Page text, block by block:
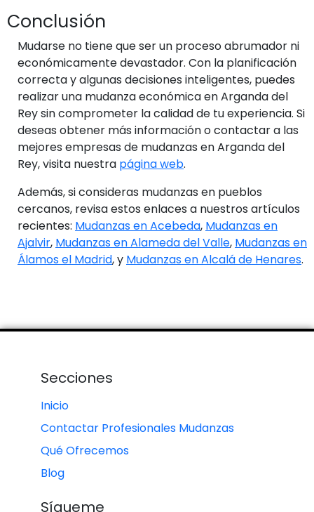
Conclusión
Mudarse no tiene que ser un proceso abrumador ni
económicamente devastador. Con la planificación
correcta y algunas decisiones inteligentes, puedes
realizar una mudanza económica en Arganda del
Rey sin comprometer la calidad de tu experiencia. Si
deseas obtener más información o contactar a las
mejores empresas de mudanzas en Arganda del
Rey, visita nuestra página web.
Además, si consideras mudanzas en pueblos
cercanos, revisa estos enlaces a nuestros artículos
recientes: Mudanzas en Acebeda, Mudanzas en
Ajalvir, Mudanzas en Alameda del Valle, Mudanzas en
Álamos el Madrid, y Mudanzas en Alcalá de Henares.
Secciones
Inicio
Contactar Profesionales Mudanzas
Qué Ofrecemos
Blog
Sígueme